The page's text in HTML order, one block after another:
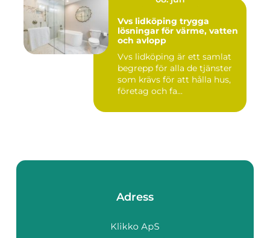
Vvs lidköping trygga
lösningar för värme, vatten
och avlopp
Vvs lidköping är ett samlat
begrepp för alla de tjänster
som krävs för att hålla hus,
företag och fa...
Adress